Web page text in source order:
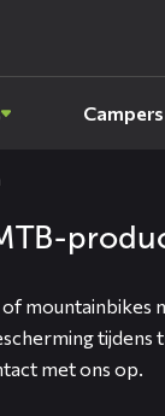
mountainbikes
met ons op.